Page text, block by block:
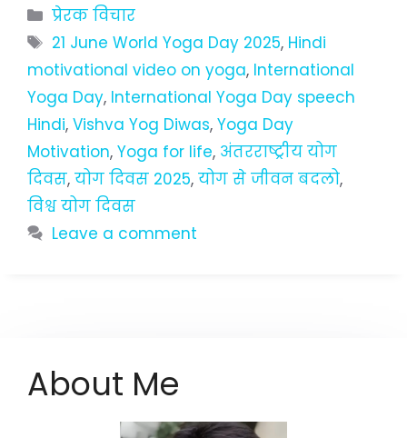
Categories
प्रेरक विचार
Tags
21 June World Yoga Day 2025, Hindi
motivational video on yoga, International
Yoga Day, International Yoga Day speech
Hindi, Vishva Yog Diwas, Yoga Day
Motivation, Yoga for life, अंतरराष्ट्रीय योग
दिवस, योग दिवस 2025, योग से जीवन बदलो,
विश्व योग दिवस
Leave a comment
About Me